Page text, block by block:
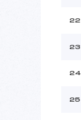
22
23
24
25